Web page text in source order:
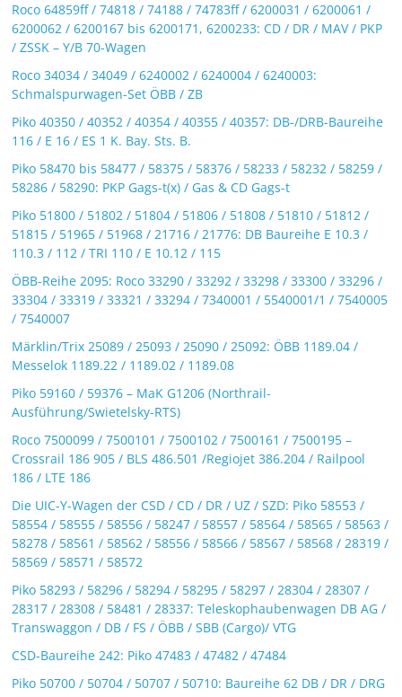
Roco 64859ff / 74818 / 74188 / 74783ff / 6200031 / 6200061 /
6200062 / 6200167 bis 6200171, 6200233: CD / DR / MAV / PKP
/ ZSSK – Y/B 70-Wagen
Roco 34034 / 34049 / 6240002 / 6240004 / 6240003:
Schmalspurwagen-Set ÖBB / ZB
Piko 40350 / 40352 / 40354 / 40355 / 40357: DB-/DRB-Baureihe
116 / E 16 / ES 1 K. Bay. Sts. B.
Piko 58470 bis 58477 / 58375 / 58376 / 58233 / 58232 / 58259 /
58286 / 58290: PKP Gags-t(x) / Gas & CD Gags-t
Piko 51800 / 51802 / 51804 / 51806 / 51808 / 51810 / 51812 /
51815 / 51965 / 51968 / 21716 / 21776: DB Baureihe E 10.3 /
110.3 / 112 / TRI 110 / E 10.12 / 115
ÖBB-Reihe 2095: Roco 33290 / 33292 / 33298 / 33300 / 33296 /
33304 / 33319 / 33321 / 33294 / 7340001 / 5540001/1 / 7540005
/ 7540007
Märklin/Trix 25089 / 25093 / 25090 / 25092: ÖBB 1189.04 /
Messelok 1189.22 / 1189.02 / 1189.08
Piko 59160 / 59376 – MaK G1206 (Northrail-
Ausführung/Swietelsky-RTS)
Roco 7500099 / 7500101 / 7500102 / 7500161 / 7500195 –
Crossrail 186 905 / BLS 486.501 /Regiojet 386.204 / Railpool
186 / LTE 186
Die UIC-Y-Wagen der CSD / CD / DR / UZ / SZD: Piko 58553 /
58554 / 58555 / 58556 / 58247 / 58557 / 58564 / 58565 / 58563 /
58278 / 58561 / 58562 / 58556 / 58566 / 58567 / 58568 / 28319 /
58569 / 58571 / 58572
Piko 58293 / 58296 / 58294 / 58295 / 58297 / 28304 / 28307 /
28317 / 28308 / 58481 / 28337: Teleskophaubenwagen DB AG /
Transwaggon / DB / FS / ÖBB / SBB (Cargo)/ VTG
CSD-Baureihe 242: Piko 47483 / 47482 / 47484
Piko 50700 / 50704 / 50707 / 50710: Baureihe 62 DB / DR / DRG